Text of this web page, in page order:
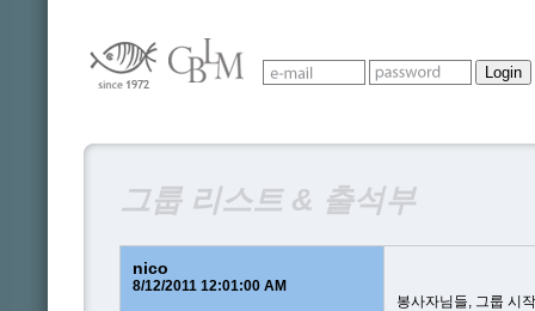
그룹 리스트 & 출석부
nico
8/12/2011 12:01:00 AM
봉사자님들, 그룹 시